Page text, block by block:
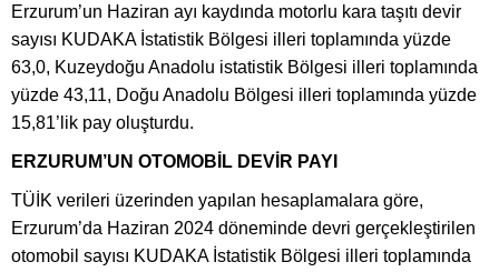
Erzurum’un Haziran ayı kaydında motorlu kara taşıtı devir
sayısı KUDAKA İstatistik Bölgesi illeri toplamında yüzde
63,0, Kuzeydoğu Anadolu istatistik Bölgesi illeri toplamında
yüzde 43,11, Doğu Anadolu Bölgesi illeri toplamında yüzde
15,81’lik pay oluşturdu.
ERZURUM’UN OTOMOBİL DEVİR PAYI
TÜİK verileri üzerinden yapılan hesaplamalara göre,
Erzurum’da Haziran 2024 döneminde devri gerçekleştirilen
otomobil sayısı KUDAKA İstatistik Bölgesi illeri toplamında